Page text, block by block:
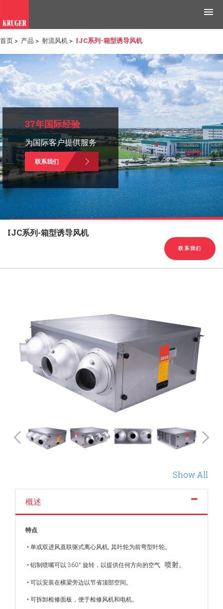
产品
应用领域
工具与资源
新闻媒体
为什么选择科禄格
招聘
联系我们
首页 > 产品 > 射流风机 > IJC系列-箱型诱导风机
37年国际经验
为国际客户提供服务
联系我们
IJC系列-箱型诱导风机
联系我们
Previous Show All
概述
特点
• 单或双进风直联驱式离心风机, 其叶轮为前弯型叶轮。
• 铝制喷嘴可以 360° 旋转，以提供任何方向的空气 喷射。
• 可以安装在横梁旁边以节省顶部空间。
• 可拆卸检修面板，便于检修风机和电机。